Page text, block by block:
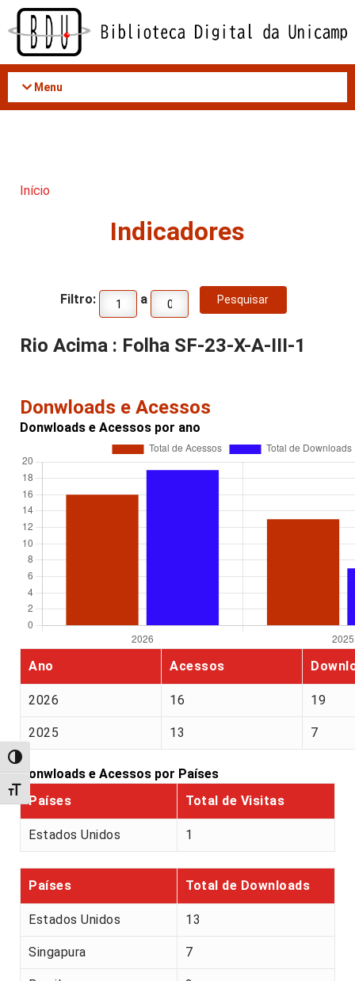
Acessar
conteúdo
Alternar alto contraste
Alternar tamanho da fonte
Menu
Início
Indicadores
Filtro: a
Rio Acima : Folha SF-23-X-A-III-1
Donwloads e Acessos
Donwloads e Acessos por ano
Ano Acessos
2026 16 19
2025 13 7
Donwloads e Acessos por Países
Países
Total de Visitas
Estados Unidos 1
Países Total de Downloads
Estados Unidos 13
Singapura 7